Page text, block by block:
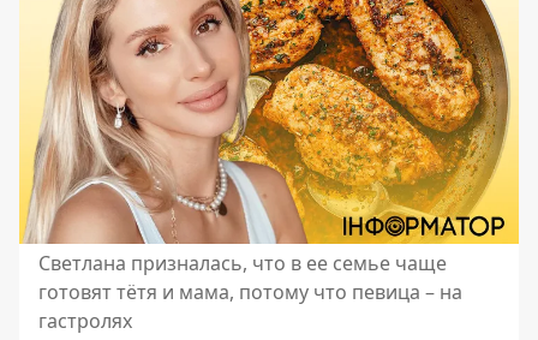
Светлана призналась, что в ее семье чаще
готовят тётя и мама, потому что певица – на
гастролях